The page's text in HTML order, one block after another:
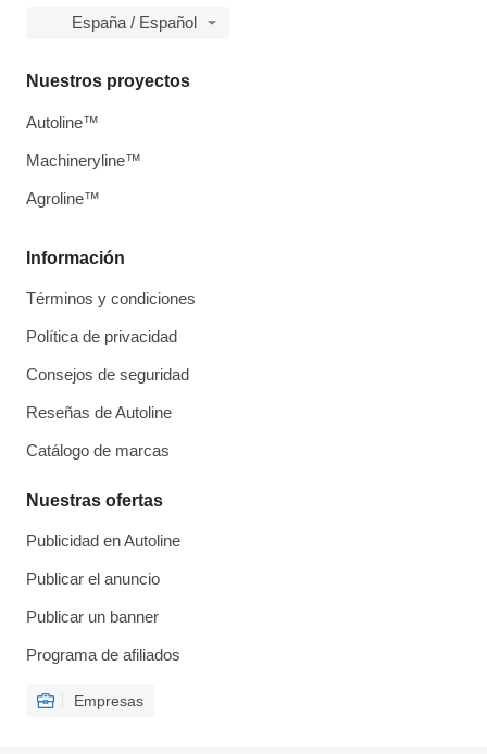
España / Español
Información
Términos y condiciones
Política de privacidad
Consejos de seguridad
Reseñas de Autoline
Catálogo de marcas
Nuestras ofertas
Publicidad en Autoline
Publicar el anuncio
Publicar un banner
Programa de afiliados
Empresas
Nuestros proyectos
Autoline™
Machineryline™
Agroline™